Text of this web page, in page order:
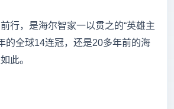
行，是海尔智家一以贯之的“英雄主
的全球14连冠，还是20多年前的海
此。